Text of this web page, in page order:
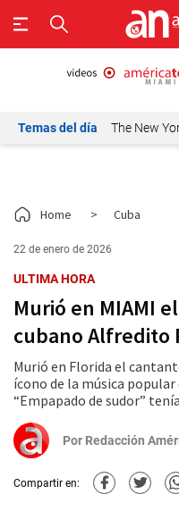
Temas del día The New
Home > Cuba
22 de enero de 2026
ULTIMA HORA
Murió en MIAMI
cubano Alfredito
Murió en Florida el
ícono de la música
“Empapado de sudor”
Por Redacción
Compartir en: